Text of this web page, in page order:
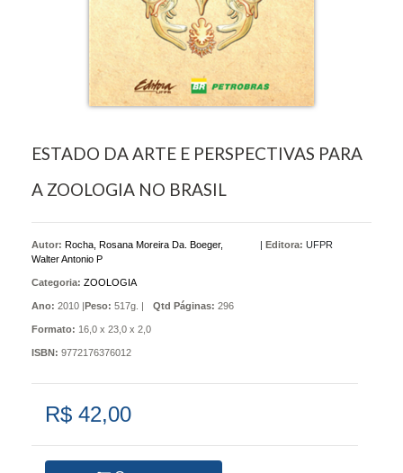
ESTADO DA ARTE E PERSPECTIVAS PARA
A ZOOLOGIA NO BRASIL
Autor: Rocha, Rosana Moreira Da. Boeger,
Walter Antonio P
|Editora: UFPR
Categoria: ZOOLOGIA
Ano: 2010 |Peso: 517g. | Qtd Páginas: 296
Formato: 16,0 x 23,0 x 2,0
ISBN: 9772176376012
R$ 42,00